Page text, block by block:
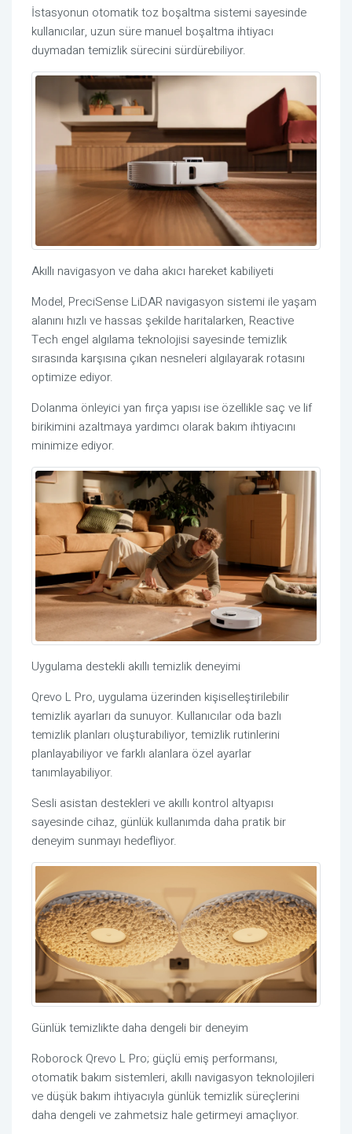
İstasyonun otomatik toz boşaltma sistemi sayesinde
kullanıcılar, uzun süre manuel boşaltma ihtiyacı
duymadan temizlik sürecini sürdürebiliyor.
Akıllı navigasyon ve daha akıcı hareket kabiliyeti
Model, PreciSense LiDAR navigasyon sistemi ile yaşam
alanını hızlı ve hassas şekilde haritalarken, Reactive
Tech engel algılama teknolojisi sayesinde temizlik
sırasında karşısına çıkan nesneleri algılayarak rotasını
optimize ediyor.
Dolanma önleyici yan fırça yapısı ise özellikle saç ve lif
birikimini azaltmaya yardımcı olarak bakım ihtiyacını
minimize ediyor.
Uygulama destekli akıllı temizlik deneyimi
Qrevo L Pro, uygulama üzerinden kişiselleştirilebilir
temizlik ayarları da sunuyor. Kullanıcılar oda bazlı
temizlik planları oluşturabiliyor, temizlik rutinlerini
planlayabiliyor ve farklı alanlara özel ayarlar
tanımlayabiliyor.
Sesli asistan destekleri ve akıllı kontrol altyapısı
sayesinde cihaz, günlük kullanımda daha pratik bir
deneyim sunmayı hedefliyor.
Günlük temizlikte daha dengeli bir deneyim
Roborock Qrevo L Pro; güçlü emiş performansı,
otomatik bakım sistemleri, akıllı navigasyon teknolojileri
ve düşük bakım ihtiyacıyla günlük temizlik süreçlerini
daha dengeli ve zahmetsiz hale getirmeyi amaçlıyor.